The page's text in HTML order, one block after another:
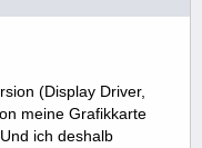
(Display Driver,
meine Grafikkarte
ich deshalb